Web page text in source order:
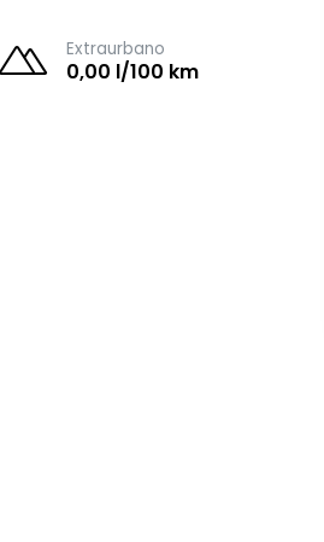
Extraurbano
0,00 l/100 km